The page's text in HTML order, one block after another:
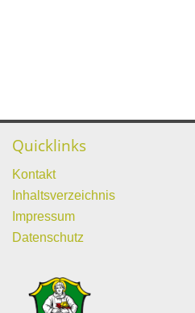
Quicklinks
Kontakt
Inhaltsverzeichnis
Impressum
Datenschutz